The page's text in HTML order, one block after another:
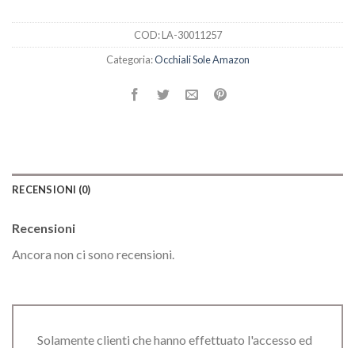
COD:LA-30011257
Categoria:Occhiali Sole Amazon
RECENSIONI (0)
Recensioni
Ancora non ci sono recensioni.
Solamente clienti che hanno effettuato l'accesso ed